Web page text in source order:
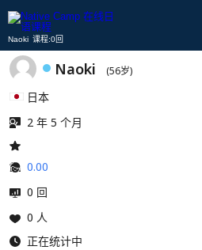
Naoki 课程:0回
Naoki (56岁)
日本
2 年 5 个月
0.00
0 回
0 人
正在统计中